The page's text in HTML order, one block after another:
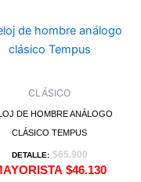
CLÁSICO
DE HOMBRE ANÁLOGO
CLÁSICO TEMPUS
DETALLE: $65.900
$46.130